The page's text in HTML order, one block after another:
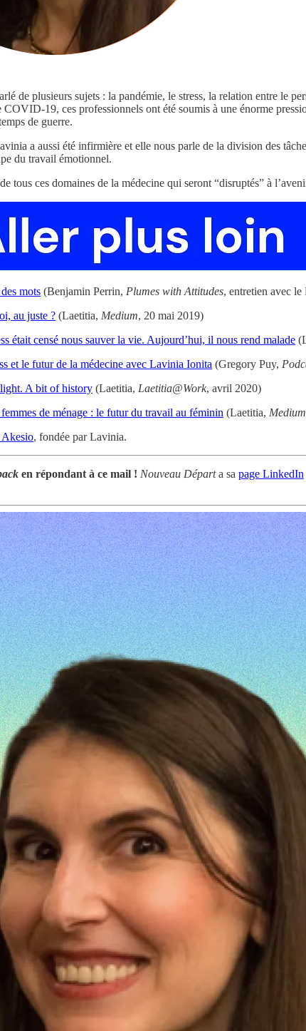
de plusieurs sujets : la pandémie, le stress, la relation entre le
COVID-19, ces professionnels ont été soumis à une énorme
de guerre.
a aussi été infirmière et elle nous parle de la division des
du travail émotionnel.
tous ces domaines de la médecine qui seront “disruptés” à
mots (Benjamin Perrin, Plumes with Attitudes, entretien avec
au juste ? (Laetitia, Medium, 20 mai 2019)
était censé nous sauver la vie. Aujourd’hui, il nous rend malade
et le futur de la médecine avec Lavinia Ionita (Gregory Puy,
A bit of history (Laetitia, Laetitia@Work, avril 2020)
de ménage : le futur du travail au féminin (Laetitia, Medium
Akesio, fondée par Lavinia.
en répondant à ce mail ! Nouveau Départa sa page LinkedIn